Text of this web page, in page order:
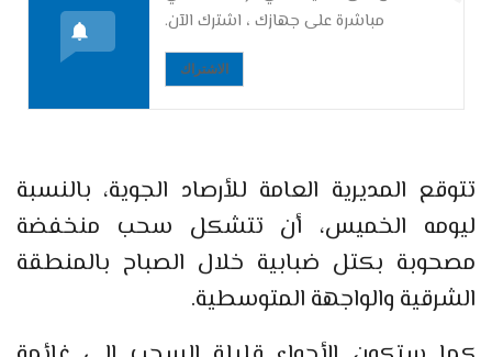
مباشرة على جهازك ، اشترك الآن.
الاشتراك
تتوقع المديرية العامة للأرصاد الجوية، بالنسبة
ليومه الخميس، أن تتشكل سحب منخفضة
مصحوبة بكتل ضبابية خلال الصباح بالمنطقة
الشرقية والواجهة المتوسطية.